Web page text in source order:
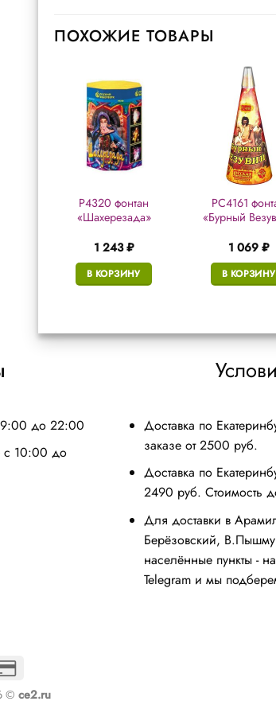
ПОХОЖИЕ ТОВАРЫ
Р4320 фонтан
«Шахерезада»
1 243₽
В КОРЗИНУ
РС4161
«Бурный
1 069 ₽
В КОРЗИНУ
до 22:00
с 10:00 до
Доставка по
заказе от 2500 руб.
Доставка по
2490 руб. Стоимость
Для доставки в
Берёзовский,
населённые пункты -
Telegram и мы
© ce2.ru